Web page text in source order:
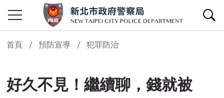
查詢區開關
首頁 預防宣導 犯罪防治
好久不見！繼續聊，錢就被